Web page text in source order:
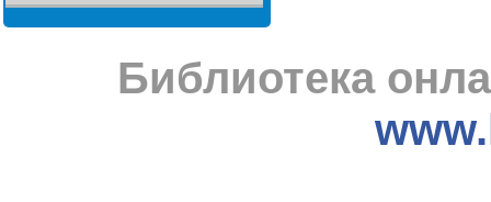
Библиотека